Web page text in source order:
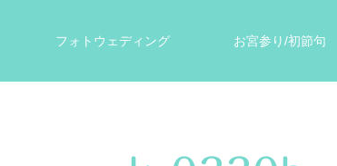
フォトウェディング お宮参り/初節句